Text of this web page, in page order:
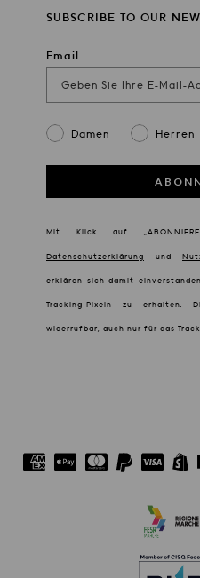
SUBSCRIBE TO OUR
Email
GenderDamen Herren
Mit Klick auf
Datenschutzerklärung und
erklären sich damit
Tracking-Pixeln zu erhalten.
widerrufbar, auch nur für das